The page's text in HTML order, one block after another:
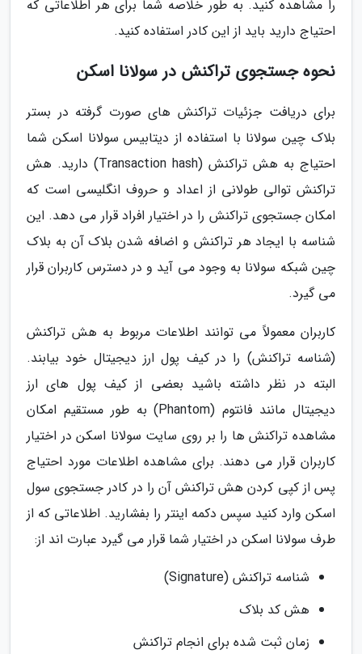
را مشاهده کنید. به طور خلاصه شما برای هر اطلاعاتی که
احتیاج دارید باید از این کادر استفاده کنید.
نحوه جستجوی تراکنش در سولانا اسکن
برای دریافت جزئیات تراکنش های صورت گرفته در بستر
بلاک چین سولانا با استفاده از دیتابیس سولانا اسکن شما
احتیاج به هش تراکنش (Transaction hash) دارید. هش
تراکنش توالی طولانی از اعداد و حروف انگلیسی است که
امکان جستجوی تراکنش را در اختیار افراد قرار می دهد. این
شناسه با ایجاد هر تراکنش و اضافه شدن بلاک آن به بلاک
چین شبکه سولانا به وجود می آید و در دسترس کاربران قرار
می گیرد.
کاربران معمولاً می توانند اطلاعات مربوط به هش تراکنش
(شناسه تراکنش) را در کیف پول ارز دیجیتال خود بیابند.
البته در نظر داشته باشید بعضی از کیف پول های ارز
دیجیتال مانند فانتوم (Phantom) به طور مستقیم امکان
مشاهده تراکنش ها را بر روی سایت سولانا اسکن در اختیار
کاربران قرار می دهند. برای مشاهده اطلاعات مورد احتیاج
پس از کپی کردن هش تراکنش آن را در کادر جستجوی سول
اسکن وارد کنید سپس دکمه اینتر را بفشارید. اطلاعاتی که از
طرف سولانا اسکن در اختیار شما قرار می گیرد عبارت اند از:
شناسه تراکنش (Signature)
هش کد بلاک
زمان ثبت شده برای انجام تراکنش